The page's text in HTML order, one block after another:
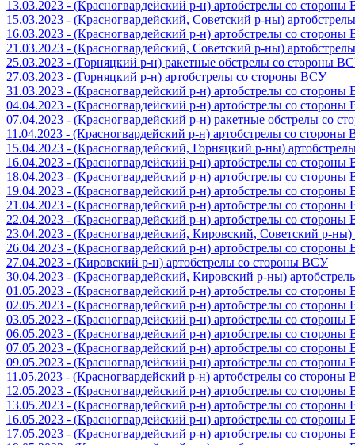
13.03.2023 - (Красногвардейский р-н) артобстрелы со
15.03.2023 - (Красногвардейский, Советский р-ны)
16.03.2023 - (Красногвардейский р-н) артобстрелы со
21.03.2023 - (Красногвардейский, Советский р-ны)
25.03.2023 - (Горняцкий р-н) ракетные обстрелы со стороны
27.03.2023 - (Горняцкий р-н) артобстрелы со стороны ВСУ
31.03.2023 - (Красногвардейский р-н) артобстрелы со
04.04.2023 - (Красногвардейский р-н) артобстрелы со
07.04.2023 - (Красногвардейский р-н) ракетные обстрелы со
11.04.2023 - (Красногвардейский р-н) артобстрелы со стороны
15.04.2023 - (Красногвардейский, Горняцкий р-ны)
16.04.2023 - (Красногвардейский р-н) артобстрелы со
18.04.2023 - (Красногвардейский р-н) артобстрелы со
19.04.2023 - (Красногвардейский р-н) артобстрелы со
21.04.2023 - (Красногвардейский р-н) артобстрелы со
22.04.2023 - (Красногвардейский р-н) артобстрелы со
23.04.2023 - (Красногвардейский, Кировский, Советский р-
26.04.2023 - (Красногвардейский р-н) артобстрелы со
27.04.2023 - (Кировский р-н) артобстрелы со стороны ВСУ
30.04.2023 - (Красногвардейский, Кировский р-ны)
01.05.2023 - (Красногвардейский р-н) артобстрелы со
02.05.2023 - (Красногвардейский р-н) артобстрелы со
03.05.2023 - (Красногвардейский р-н) артобстрелы со
06.05.2023 - (Красногвардейский р-н) артобстрелы со
07.05.2023 - (Красногвардейский р-н) артобстрелы со
09.05.2023 - (Красногвардейский р-н) артобстрелы со
11.05.2023 - (Красногвардейский р-н) артобстрелы со стороны
12.05.2023 - (Красногвардейский р-н) артобстрелы со
13.05.2023 - (Красногвардейский р-н) артобстрелы со
16.05.2023 - (Красногвардейский р-н) артобстрелы со
17.05.2023 - (Красногвардейский р-н) артобстрелы со